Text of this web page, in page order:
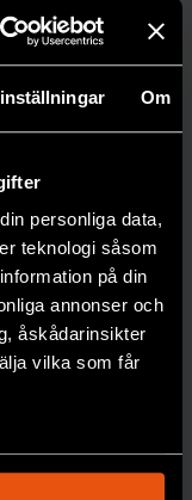
Om
personliga data,
teknologi såsom
på din
annonser och
åskådarinsikter
vilka som får
motstånd.